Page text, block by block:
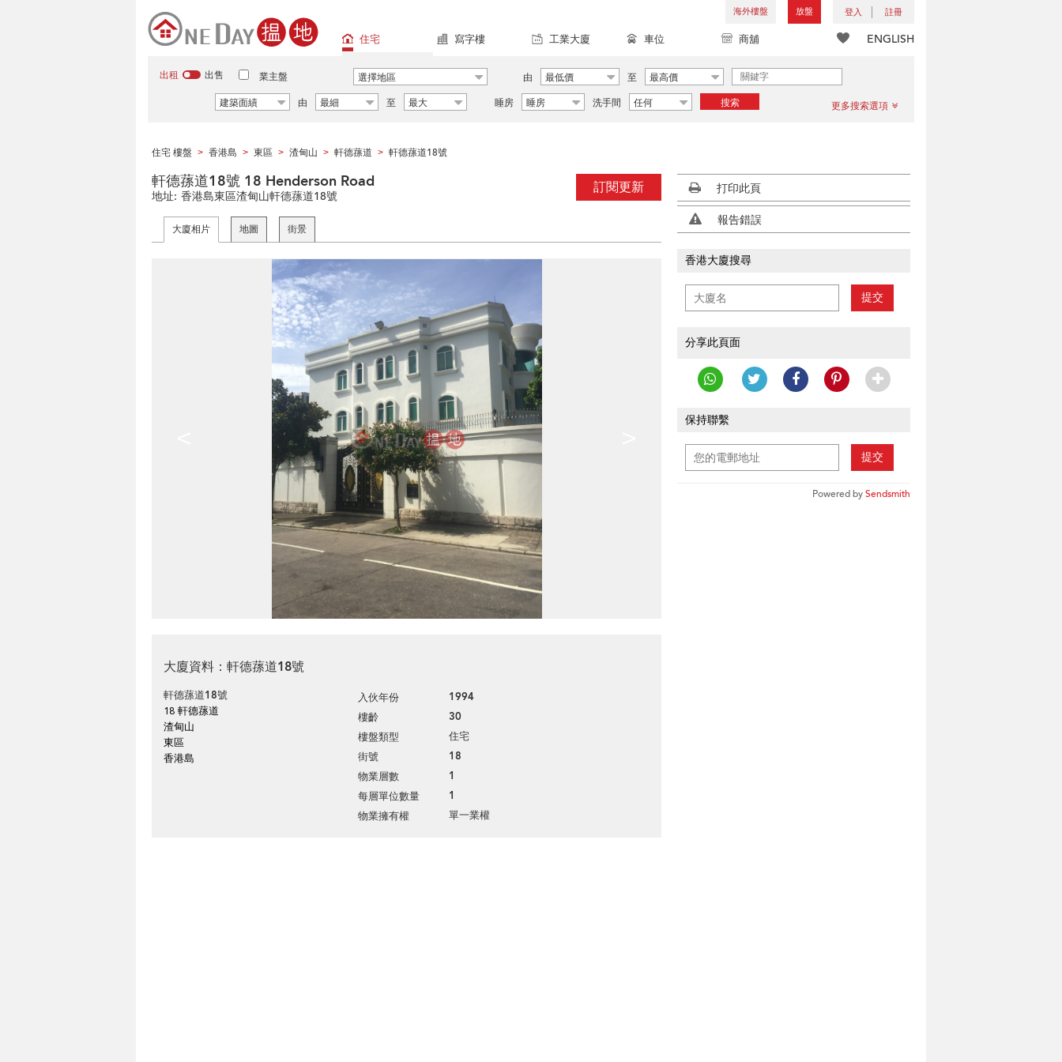
海外樓盤 放盤 登入 註冊
ENGLISH
住宅 寫字樓 工業大廈 車位 商舖
出租 出售 業主盤 選擇地區 由 最低價 至
最高價
建築面績
由 最細 至 最大 睡房 睡房 洗手間 任何 搜索 更多搜索選項
住宅 樓盤 > 香港島 > 東區 > 渣甸山 > 軒德蓀道 > 軒德蓀道18號
訂閱更新
軒德蓀道18號 18 Henderson Road
地址: 香港島東區渣甸山軒德蓀道18號
大廈相片 地圖 街景
大廈資料：軒德蓀道18號
軒德蓀道18號
18 軒德蓀道
渣甸山
東區
香港島
入伙年份 1994
樓齡 30
樓盤類型 住宅
街號 18
物業層數 1
每層單位數量 1
物業擁有權 單一業權
打印此頁
報告錯誤
香港大廈搜尋
提交
分享此頁面
保持聯繫
提交
Powered bySendsmith